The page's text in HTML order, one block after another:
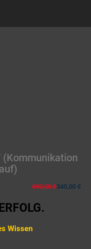
(Kommunikation
690,00 €345,00 €
Wissen